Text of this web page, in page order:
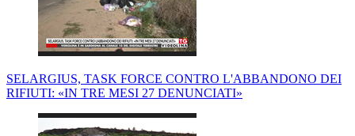
SELARGIUS, TASK FORCE CONTRO L'ABBANDONO DEI
RIFIUTI: «IN TRE MESI 27 DENUNCIATI»